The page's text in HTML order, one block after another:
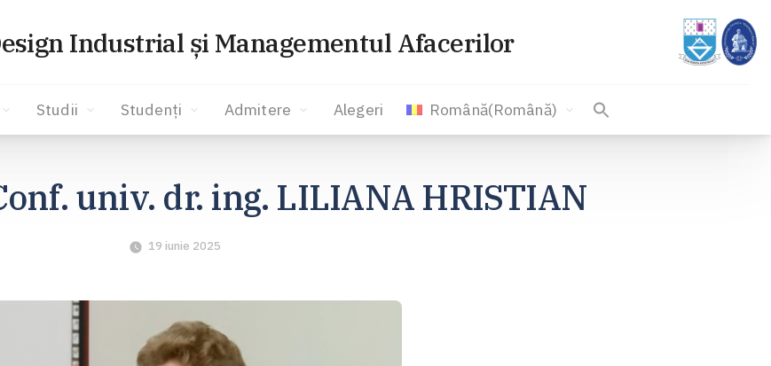
Industrial și Managementul Afacerilor
Studii Studenți Admitere Alegeri Română(Română)
univ. dr. ing. LILIANA HRISTIAN
19 iunie 2025